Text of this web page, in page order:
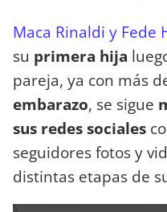
Maca Rinaldi y Fede
su primera hija
pareja, ya con más
embarazo, se sigue
sus redes sociales
seguidores fotos y
distintas etapas de